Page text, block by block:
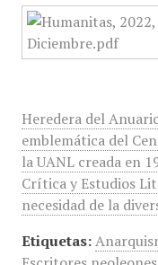
Heredera del
emblemática del
la UANL creada en
Crítica y Estudios
necesidad de la
Etiquetas: